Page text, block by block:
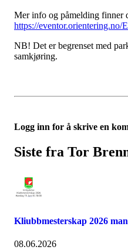
Mer info og påmelding finner
https://eventor.orientering.no/
NB! Det er begrenset med
samkjøring.
Logg inn for å skrive en
Siste fra Tor
Kliubbmesterskap 2026
08.06.2026